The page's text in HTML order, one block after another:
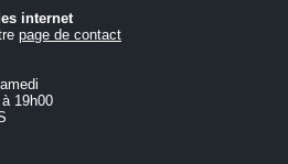
internet
page de contact
19h00